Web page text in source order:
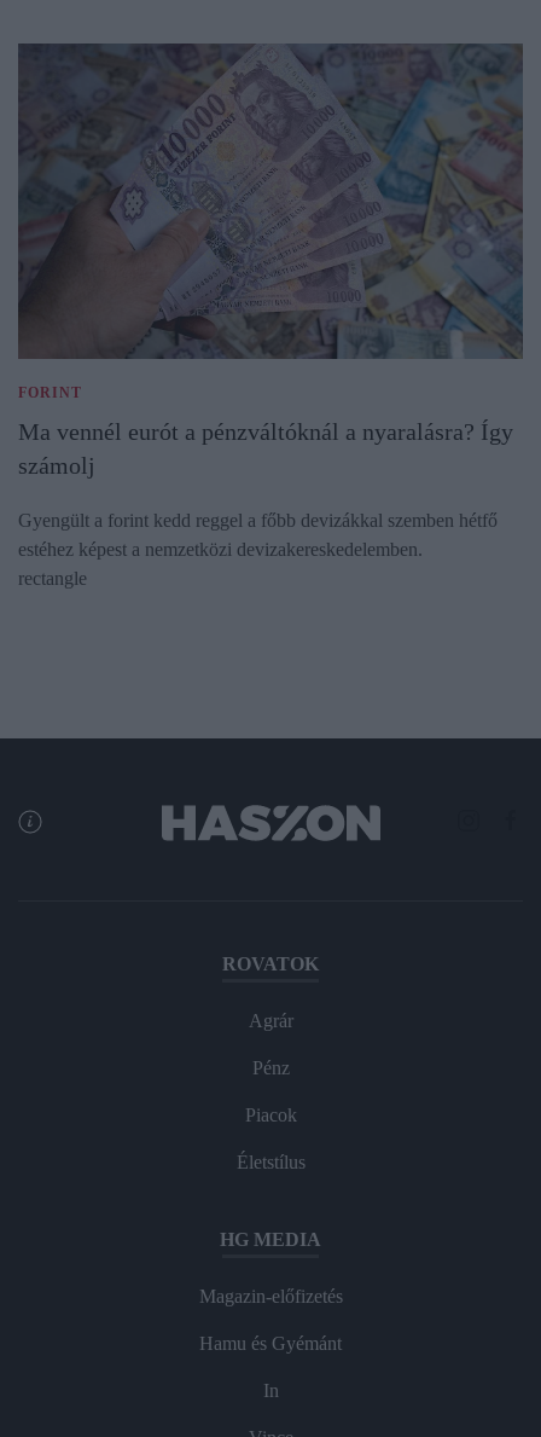
FORINT
Ma vennél eurót a pénzváltóknál a nyaralásra? Így
számolj
Gyengült a forint kedd reggel a főbb devizákkal szemben hétfő
estéhez képest a nemzetközi devizakereskedelemben.
rectangle
ROVATOK
Agrár
Pénz
Piacok
Életstílus
HG MEDIA
Magazin-előfizetés
Hamu és Gyémánt
In